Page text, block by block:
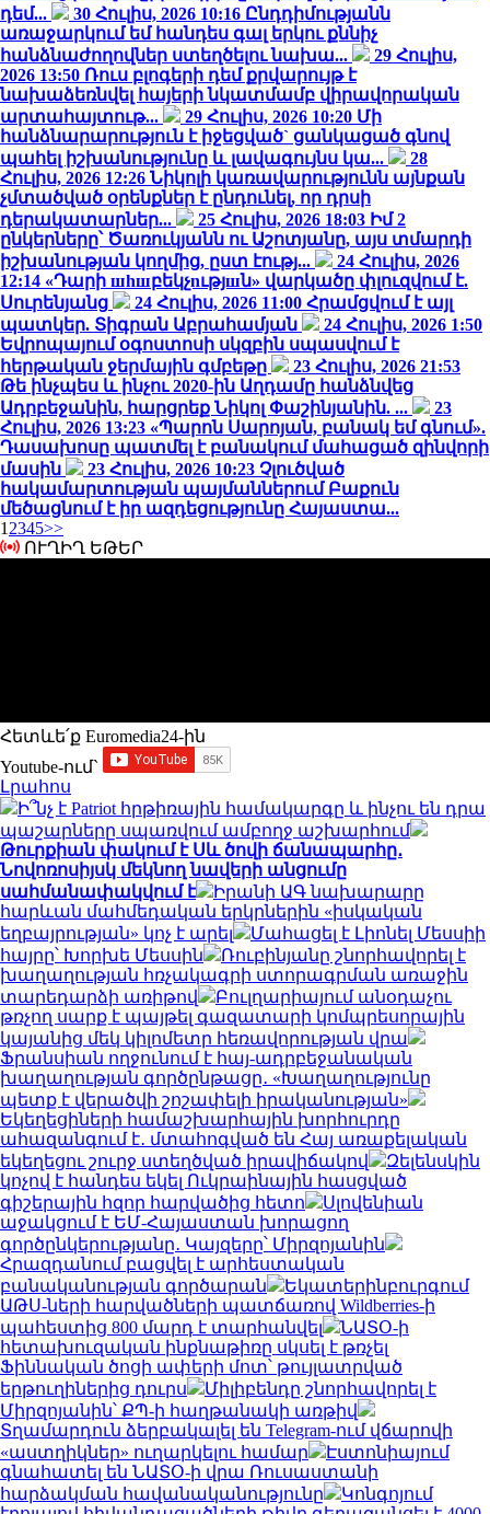
դեմ...
30 Հուլիս, 2026 10:16 Ընդդիմությանն
առաջարկում եմ հանդես գալ երկու քննիչ
հանձնաժողովներ ստեղծելու նախա...
29 Հուլիս,
2026 13:50 Ռուս բլոգերի դեմ քրվարույթ է
նախաձեռնվել հայերի նկատմամբ վիրավորական
արտահայտութ...
29 Հուլիս, 2026 10:20 Մի
հանձնարարություն է իջեցված` ցանկացած գնով
պահել իշխանությունը և լավագույնս կա...
28
Հուլիս, 2026 12:26 Նիկոլի կառավարությունն այնքան
չմտածված օրենքներ է ընդունել, որ դրսի
դերակատարներ...
25 Հուլիս, 2026 18:03 Իմ 2
ընկերները՝ Ծառուկյանն ու Աշոտյանը, այս տմարդի
իշխանության կողմից, ըստ էությ...
24 Հուլիս, 2026
12:14 «Դարի шhшբեկչnւթյшն» վարկածը փլուզվում է.
Սուրենյանց
24 Հուլիս, 2026 11:00 Հրամցվում է այլ
պատկեր. Տիգրան Աբրահամյան
24 Հուլիս, 2026 1:50
Եվրոպայում օգոստոսի սկզբին սպասվում է
հերթական ջերմային գմբեթը
23 Հուլիս, 2026 21:53
Թե ինչպես և ինչու 2020-ին Աղդամը հանձնվեց
Ադրբեջանին, հարցրեք Նիկոլ Փաշինյանին. ...
23
Հուլիս, 2026 13:23 «Պարոն Սարոյան, բանակ եմ գնում».
Դասախոսը պատմել է բանակում մահացած զինվորի
մասին
23 Հուլիս, 2026 10:23 Չլուծված
հակամարտության պայմաններում Բաքուն
մեծացնում է իր ազդեցությունը Հայաստա...
1 2345>>
ՈՒՂԻՂ ԵԹԵՐ
Հետևե՛ք Euromedia24-ին
Youtube-ում`
Լրահոս
Ի՞նչ է Patriot հրթիռային համակարգը և ինչու են դրա
պաշարները սպառվում ամբողջ աշխարհում
Թուրքիան փակում է Սև ծովի ճանապարհը․
Նովոռոսիյսկ մեկնող նավերի անցումը
սահմանափակվում է
Իրանի ԱԳ նախարարը
հարևան մահմեդական երկրներին «իսկական
եղբայրության» կոչ է արել
Մահացել է Լիոնել Մեսսիի
հայրը՝ Խորխե Մեսսին
Ռուբինյանը շնորհավորել է
խաղաղության հռչակագրի ստորագրման առաջին
տարեդարձի առիթով
Բուլղարիայում անօդաչու
թռչող սարք է պայթել գազատարի կոմպրեսորային
կայանից մեկ կիլոմետր հեռավորության վրա
Ֆրանսիան ողջունում է հայ-ադրբեջանական
խաղաղության գործընթացը․ «Խաղաղությունը
պետք է վերածվի շոշափելի իրականության»
Եկեղեցիների համաշխարհային խորհուրդը
ահազանգում է․ մտահոգված են Հայ առաքելական
եկեղեցու շուրջ ստեղծված իրավիճակով
Զելենսկին
կոչով է հանդես եկել Ուկրաինային հասցված
գիշերային հզոր հարվածից հետո
Սլովենիան
աջակցում է ԵՄ-Հայաստան խորացող
գործընկերությանը․ Կայզերը՝ Միրզոյանին
Հրազդանում բացվել է արհեստական
բանականության գործարան
Եկատերինբուրգում
ԱԹՍ-ների հարվածների պատճառով Wildberries-ի
պահեստից 800 մարդ է տարհանվել
ՆԱՏՕ-ի
հետախուզական ինքնաթիռը սկսել է թռչել
Ֆիննական ծոցի ափերի մոտ՝ թույլատրված
երթուղիներից դուրս
Միլիբենդը շնորհավորել է
Միրզոյանին՝ ՔՊ-ի հաղթանակի առթիվ
Տղամարդուն ձերբակալել են Telegram-ում վճարովի
«աստղիկներ» ուղարկելու համար
Էստոնիայում
գնահատել են ՆԱՏՕ-ի վրա Ռուսաստանի
հարձակման հավանականությունը
Կոնգոյում